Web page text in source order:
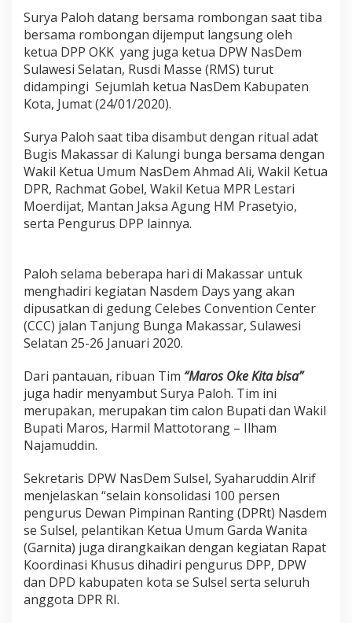
n
S
u
r
y
a
P
l
h
,
D
e
n
g
R
i
t
u
a
l
d
a
t
B
u
s
-
M
a
k
a
s
a
r
Surya Paloh datang bersama rombongan saat tiba
bersama rombongan dijemput langsung oleh
ketua DPP OKK yang juga ketua DPW NasDem
Sulawesi Selatan, Rusdi Masse (RMS) turut
didampingi Sejumlah ketua NasDem Kabupaten
Kota, Jumat (24/01/2020).
Surya Paloh saat tiba disambut dengan ritual adat
Bugis Makassar di Kalungi bunga bersama dengan
Wakil Ketua Umum NasDem Ahmad Ali, Wakil Ketua
DPR, Rachmat Gobel, Wakil Ketua MPR Lestari
Moerdijat, Mantan Jaksa Agung HM Prasetyio,
serta Pengurus DPP lainnya.
Paloh selama beberapa hari di Makassar untuk
menghadiri kegiatan Nasdem Days yang akan
dipusatkan di gedung Celebes Convention Center
(CCC) jalan Tanjung Bunga Makassar, Sulawesi
Selatan 25-26 Januari 2020.
Dari pantauan, ribuan Tim “Maros Oke Kita bisa”
juga hadir menyambut Surya Paloh. Tim ini
merupakan, merupakan tim calon Bupati dan Wakil
Bupati Maros, Harmil Mattotorang – Ilham
Najamuddin.
Sekretaris DPW NasDem Sulsel, Syaharuddin Alrif
menjelaskan “selain konsolidasi 100 persen
pengurus Dewan Pimpinan Ranting (DPRt) Nasdem
se Sulsel, pelantikan Ketua Umum Garda Wanita
(Garnita) juga dirangkaikan dengan kegiatan Rapat
Koordinasi Khusus dihadiri pengurus DPP, DPW
dan DPD kabupaten kota se Sulsel serta seluruh
anggota DPR RI.